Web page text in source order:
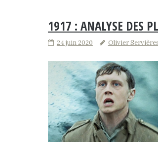
1917 : ANALYSE DES
24 juin 2020 Olivier